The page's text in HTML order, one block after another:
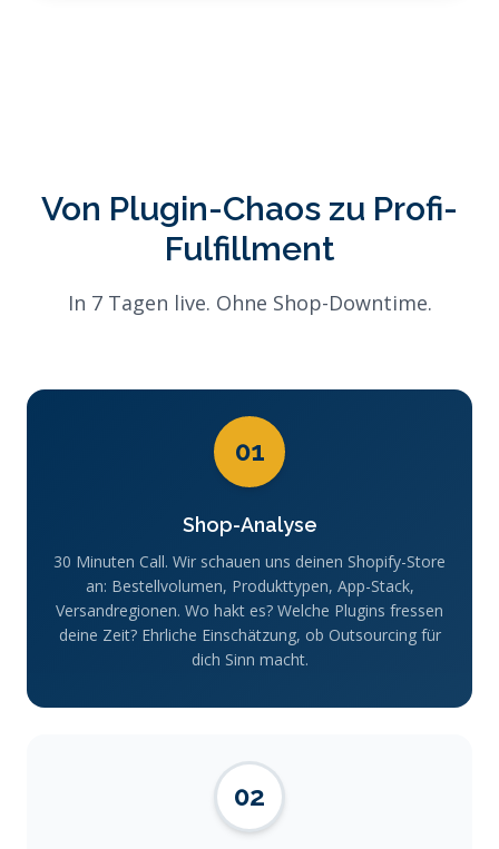
Von Plugin-Chaos zu Profi-
Fulfillment
In 7 Tagen live. Ohne Shop-Downtime.
01
Shop-Analyse
30 Minuten Call. Wir schauen uns deinen Shopify-Store
an: Bestellvolumen, Produkttypen, App-Stack,
Versandregionen. Wo hakt es? Welche Plugins fressen
deine Zeit? Ehrliche Einschätzung, ob Outsourcing für
dich Sinn macht.
02